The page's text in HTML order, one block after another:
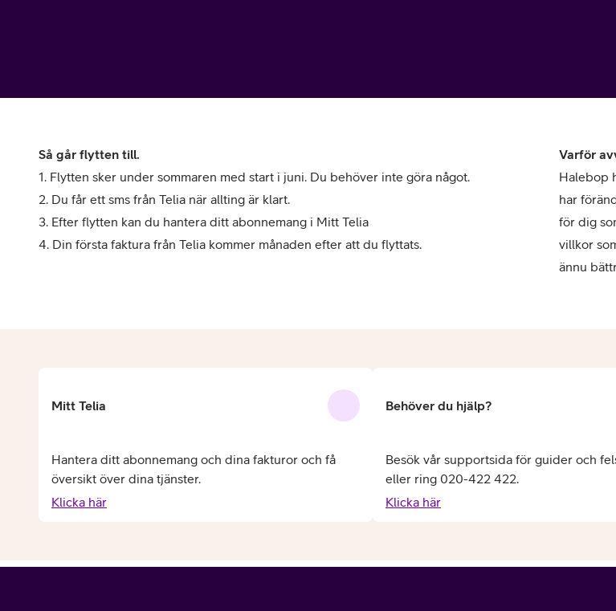
Apple Watch
Samsung Galaxy Watch
4G/5G Surfplattor
Wifi Surfplattor
Så går flytten till.
1. Flytten sker under sommaren med start i juni. Du behöver inte göra något.
2. Du får ett sms från Telia när allting är klart.
3. Efter flytten kan du hantera ditt abonnemang i Mitt Telia
4. Din första faktura från Telia kommer månaden efter att du flyttats.
Varför
Halebop
har
för dig
villkor
ännu
Mitt Telia
Hantera ditt abonnemang och dina fakturor och få
översikt över dina tjänster.
Klicka här
Behöver du hjälp?
Besök vår supportsida för guider och
eller ring 020-422 422.
Klicka här